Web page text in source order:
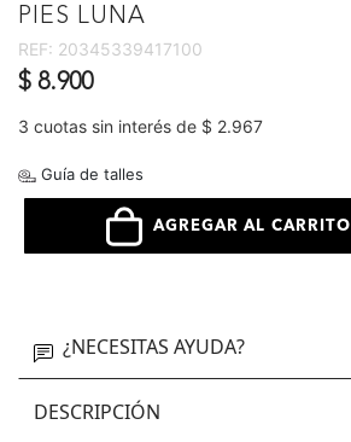
PIES LUNA
REF: 20345339417100
$ 8.900
3 cuotas sin interés de $ 2.967
Guía de talles
AGREGAR AL CARRITO
¿NECESITAS AYUDA?
DESCRIPCIÓN